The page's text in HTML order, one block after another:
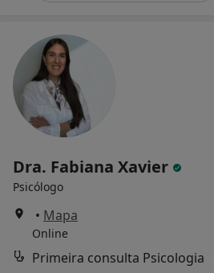
Dra. Fabiana Xavier
Psicólogo
• Mapa
Online
Primeira consulta Psicologia